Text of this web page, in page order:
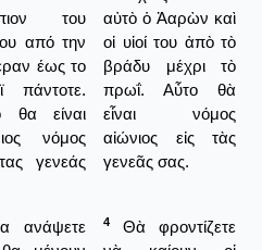
του
από την
έως το
πάντοτε.
θα είναι
νόμος
γενεάς
αὐτὸ ὁ Ἀαρὼν καὶ
οἱ υἱοί του ἀπὸ τὸ
βράδυ μέχρι τὸ
πρωΐ. Αὖτο θὰ
εἶναι νόμος
αἰώνιος εἰς τὰς
γενεᾶς σας.
ανάψετε
4
Θὰ φροντίζετε